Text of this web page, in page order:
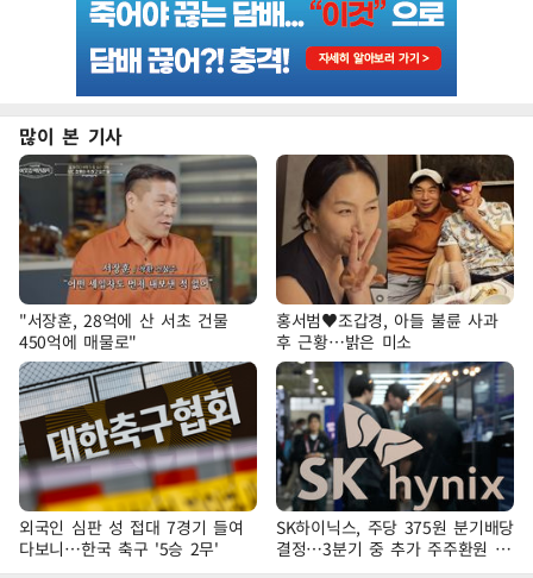
많이 본 기사
"서장훈, 28억에 산 서초 건물
450억에 매물로"
홍서범♥조갑경, 아들 불륜 사과
후 근황…밝은 미소
외국인 심판 성 접대 7경기 들여
다보니…한국 축구 '5승 2무'
SK하이닉스, 주당 375원 분기배당
결정…3분기 중 추가 주주환원 발
표